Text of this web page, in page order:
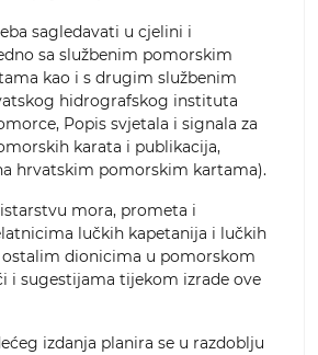
sagledavati u cjelini i
sa službenim pomorskim
kao i s drugim službenim
hidrografskog instituta
Popis svjetala i signala za
karata i publikacija,
hrvatskim pomorskim kartama).
mora, prometa i
lučkih kapetanija i lučkih
ostalim dionicima u pomorskom
i sugestijama tijekom izrade ove
izdanja planira se u razdoblju